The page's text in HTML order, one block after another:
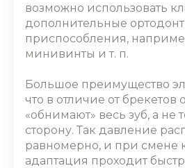
возможно использовать
дополнительные
приспособления,
минивинты и т. п.
Большое преимущество
что в отличие от брекетов
«обнимают»‎ весь зуб, а не
сторону. Так давление
равномерно, и при смене
адаптация проходит